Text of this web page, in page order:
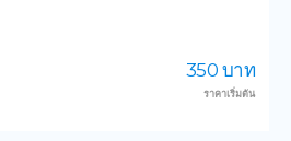
350 บาท
ราคาเริ่มต้น